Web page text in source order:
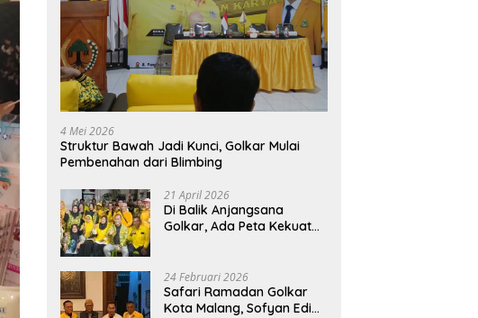
4 Mei 2026
Struktur Bawah Jadi Kunci, Golkar Mulai
Pembenahan dari Blimbing
21 April 2026
Di Balik Anjangsana
Golkar, Ada Peta Kekuatan
24 Februari 2026
Safari Ramadan Golkar
Kota Malang, Sofyan Edi